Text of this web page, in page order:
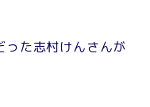
った志村けんさんが